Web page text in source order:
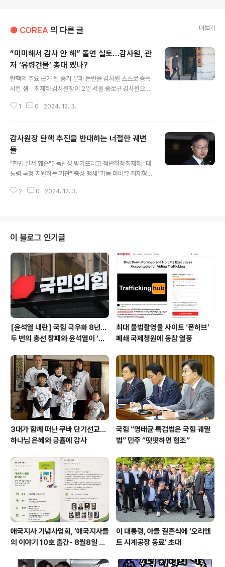
● COREA 의 다른 글 더보기
“미미해서 감사 안 해” 돌연 실토…감사원, 관
저 ‘유령건물’ 총대 멨나?
탄핵의 주요 근거 될 증거 은폐 논란을 감사원 스스로 증폭
시킨 셈 최재해 감사원장이 2일 서울 종로구 감사원으로
지어진 70㎡ 미등기 유령 건물이 있다는 사실을 확인하고
는 증거 은폐 논란을 감사원 스스로 증폭시킨 셈이기 때문
이다. 공사비 대납 등 대통령 관련 뇌물 의혹이 가시지 않
자, 감사원이 대신 총대를 멘 것 아니냐는 말도 나온다.감사
원은 2일 오전 최재해 감사원장 탄핵의 부당함을 주장하는
사 의혹을 적극 방어했다. 앞서 한겨레는 대통령 경호처가
1 0 2024. 12. 3.
감사원장 탄핵 추진을 반대하는 너절한 궤변
들
"헌법 질서 훼손"? 독립성 망가뜨리고 적반하장최재해 "대
통령 국정 지원하는 기관" 충성 맹세"기능 마비"? 최재형
기대 철저 배신조은석은 '친민주'라 원장 대행 맡으면 안 된
회 예결위 회의에 들어가며 탄핵 관련 입장을 말하고 있다.
2024.11.29. 연합 제1야당이 이제야 감사원장에 대해 탄
핵소추라는 칼을 빼든 건 오히려 늦은 감이 있다. 독립적‧중
립적 헌법기관이어야 할 감사원이 복구가 가능할지 의문일
정도로 망가진 지 오래이기 때문이다.더불어민주당이 최재
해 감사원장에 대한..
2 0 2024. 12. 3.
이 블로그 인기글
[윤석열 내란] 국힘 극우화 8년…
두 번의 총선 참패와 윤석열이 ‘폭
최대 불법촬영물 사이트 ‘폰허브’
폐쇄 국제청원에 동참 열풍
3대가 함께 떠난 쿠바 단기선교...
하나님 은혜와 긍휼에 감사
국힘 “명태균 특검법은 국힘 궤멸
법” 민주 “떳떳하면 협조”
애국지사 기념사업회, ’애국지사들
의 이야기 10호 출간- 8월8일 출
이 대통령, 아들 결혼식에 ‘오리엔
트 시계공장 동료’ 초대